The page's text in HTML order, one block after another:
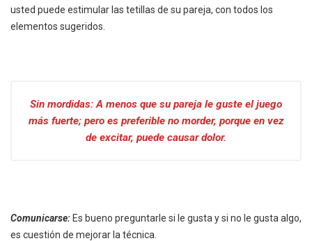
usted puede estimular las tetillas de su pareja, con todos los
elementos sugeridos.
Sin mordidas: A menos que su pareja le guste el juego
más fuerte; pero es preferible no morder, porque en vez
de excitar, puede causar dolor.
Comunicarse: Es bueno preguntarle si le gusta y si no le gusta algo,
es cuestión de mejorar la técnica.